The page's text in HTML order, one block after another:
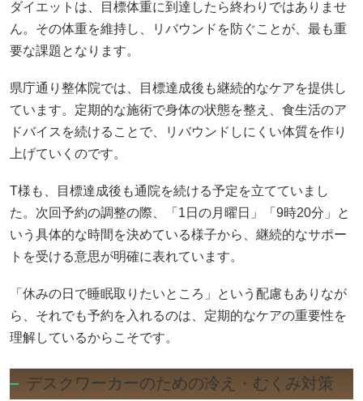
ダイエットは、目標体重に到達したら終わりではありませ
ん。その体重を維持し、リバウンドを防ぐことが、最も重
要な課題となります。
県庁通り整体院では、目標達成後も継続的なケアを提供し
ています。定期的な施術で身体の状態を整え、食生活のア
ドバイスを続けることで、リバウンドしにくい体質を作り
上げていくのです。
T様も、目標達成後も通院を続ける予定を立てていまし
た。次回予約の調整の際、「1日の月曜日」「9時20分」と
いう具体的な時間を決めている様子から、継続的なサポー
トを受ける意思が明確に表れています。
「休みの日で睡眠取りたいところ」という配慮もありなが
ら、それでも予約を入れるのは、定期的なケアの重要性を
理解しているからこそです。
デスクワーカーのための冷え・むくみ対策